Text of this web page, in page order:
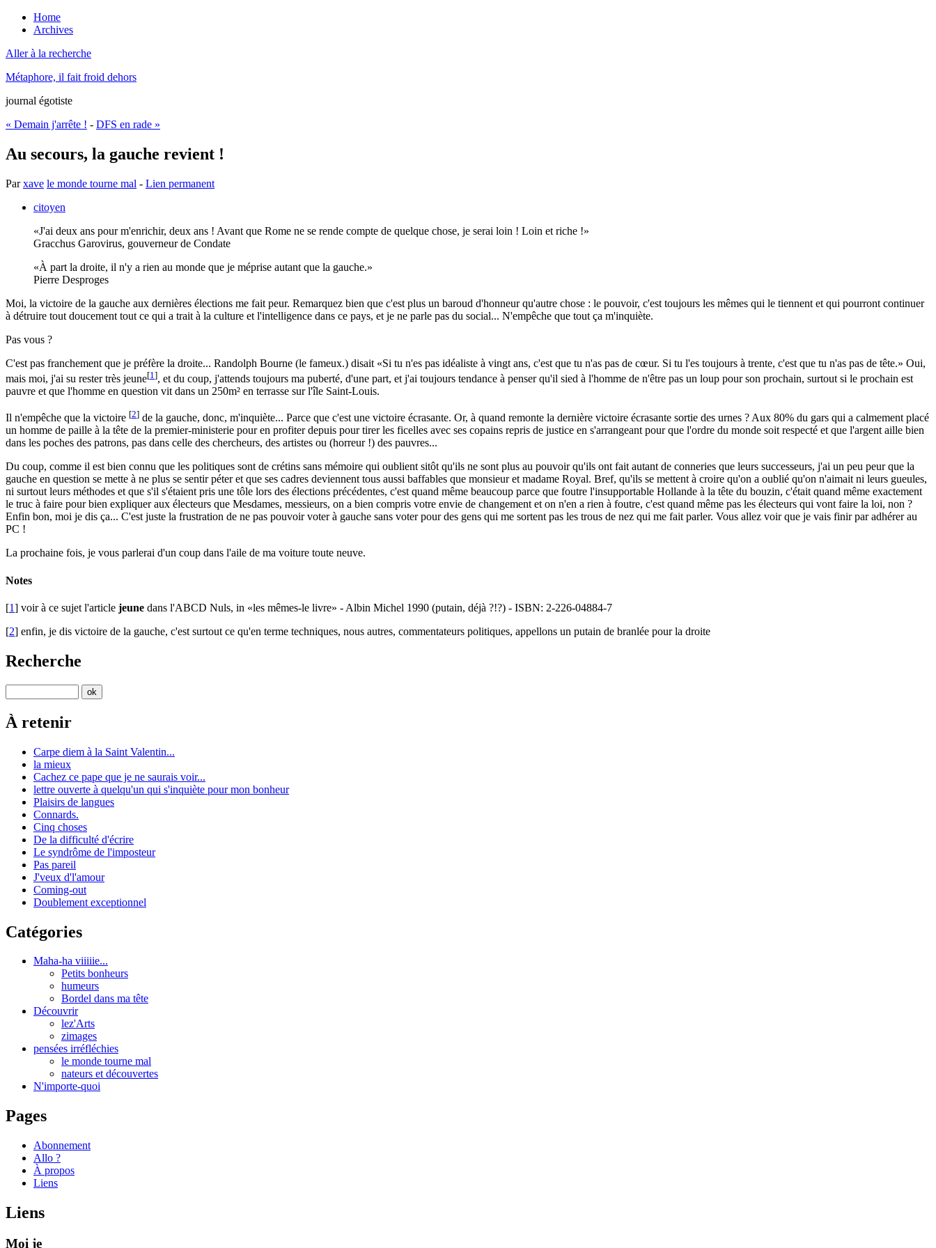
Home
Archives
Aller à la recherche
Métaphore, il fait froid dehors
journal égotiste
« Demain j'arrête ! - DFS en rade »
Au secours, la gauche revient !
Parxave le monde tourne mal - Lien permanent
citoyen
J'ai deux ans pour m'enrichir, deux ans ! Avant que Rome ne se rende compte de quelque chose, je serai loin ! Loin et riche !
Gracchus Garovirus, gouverneur de Condate
À part la droite, il n'y a rien au monde que je méprise autant que la gauche.
Pierre Desproges
Moi, la victoire de la gauche aux dernières élections me fait peur. Remarquez bien que c'est plus un baroud d'honneur qu'autre chose : le pouvoir, c'est toujours les mêmes qui le tiennent et qui pourront continuer
à détruire tout doucement tout ce qui a trait à la culture et l'intelligence dans ce pays, et je ne parle pas du social... N'empêche que tout ça m'inquiète.
Pas vous ?
C'est pas franchement que je préfère la droite... Randolph Bourne (le fameux.) disait
Si tu n'es pas idéaliste à vingt ans, c'est que tu n'as pas de cœur. Si tu l'es toujours à trente, c'est que tu n'as pas de tête.
Oui,
mais moi, j'ai su rester très jeune[1 ], et du coup, j'attends toujours ma puberté, d'une part, et j'ai toujours tendance à penser qu'il sied à l'homme de n'être pas un loup pour son prochain, surtout si le prochain est
pauvre et que l'homme en question vit dans un 250m² en terrasse sur l'île Saint-Louis.
Il n'empêche que la victoire [2] de la gauche, donc, m'inquiète... Parce que c'est une victoire écrasante. Or, à quand remonte la dernière victoire écrasante sortie des urnes ? Aux 80% du gars qui a calmement placé
un homme de paille à la tête de la premier-ministerie pour en profiter depuis pour tirer les ficelles avec ses copains repris de justice en s'arrangeant pour que l'ordre du monde soit respecté et que l'argent aille bien
dans les poches des patrons, pas dans celle des chercheurs, des artistes ou (horreur !) des pauvres...
Du coup, comme il est bien connu que les politiques sont de crétins sans mémoire qui oublient sitôt qu'ils ne sont plus au pouvoir qu'ils ont fait autant de conneries que leurs successeurs, j'ai un peu peur que la
gauche en question se mette à ne plus se sentir péter et que ses cadres deviennent tous aussi baffables que monsieur et madame Royal. Bref, qu'ils se mettent à croire qu'on a oublié qu'on n'aimait ni leurs gueules,
ni surtout leurs méthodes et que s'il s'étaient pris une tôle lors des élections précédentes, c'est quand même beaucoup parce que foutre l'insupportable Hollande à la tête du bouzin, c'était quand même exactement
le truc à faire pour bien expliquer aux électeurs que Mesdames, messieurs, on a bien compris votre envie de changement et on n'en a rien à foutre, c'est quand même pas les électeurs qui vont faire la loi, non ?
Enfin bon, moi je dis ça... C'est juste la frustration de ne pas pouvoir voter à gauche sans voter pour des gens qui me sortent pas les trous de nez qui me fait parler. Vous allez voir que je vais finir par adhérer au
PC !
La prochaine fois, je vous parlerai d'un coup dans l'aile de ma voiture toute neuve.
Notes
[1] voir à ce sujet l'article jeune dans l'ABCD Nuls, in les mêmes-le livre
- Albin Michel 1990 (putain, déjà ?!?) - ISBN: 2-226-04884-7
[2] enfin, je dis victoire de la gauche, c'est surtout ce qu'en terme techniques, nous autres, commentateurs politiques, appellons un putain de branlée pour la droite
Recherche
À retenir
Carpe diem à la Saint Valentin...
la mieux
Cachez ce pape que je ne saurais voir...
lettre ouverte à quelqu'un qui s'inquiète pour mon bonheur
Plaisirs de langues
Connards.
Cinq choses
De la difficulté d'écrire
Le syndrôme de l'imposteur
Pas pareil
J'veux d'l'amour
Coming-out
Doublement exceptionnel
Catégories
Maha-ha viiiiie...
Petits bonheurs
humeurs
Bordel dans ma tête
Découvrir
lez'Arts
zimages
pensées irréfléchies
le monde tourne mal
nateurs et découvertes
N'importe-quoi
Pages
Abonnement
Allo ?
À propos
Liens
Liens
Moi je